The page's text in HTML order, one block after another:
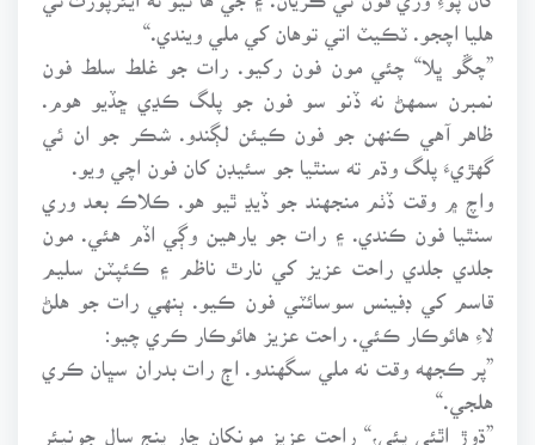
هليا اچجو. ٽڪيٽ اتي توهان کي ملي ويندي.“
”چڱو ڀلا“ چئي مون فون رکيو. رات جو غلط سلط فون
نمبرن سمهڻ نه ڏنو سو فون جو پلگ ڪڍي ڇڏيو هوم.
ظاهر آهي ڪنهن جو فون ڪيئن لڳندو. شڪر جو ان ئي
گهڙيءَ پلگ وڌم ته سنٿيا جو سئيڊن کان فون اچي ويو.
واچ ۾ وقت ڏٺم منجهند جو ڏيڍ ٿيو هو. ڪلاڪ بعد وري
سنٿيا فون ڪندي. ۽ رات جو يارهين وڳي اڏم هئي. مون
جلدي جلدي راحت عزيز کي نارٿ ناظم ۽ ڪئپٽن سليم
قاسم کي ڊفينس سوسائٽي فون ڪيو. ٻنهي رات جو هلڻ
لاءِ هائوڪار ڪئي. راحت عزيز هائوڪار ڪري چيو:
”پر ڪجهه وقت نه ملي سگهندو. اڄ رات بدران سڀان ڪري
هلجي.“
”ڌوڙ اٿئي پئي،“ راحت عزيز مونکان چار پنج سال جونيئر